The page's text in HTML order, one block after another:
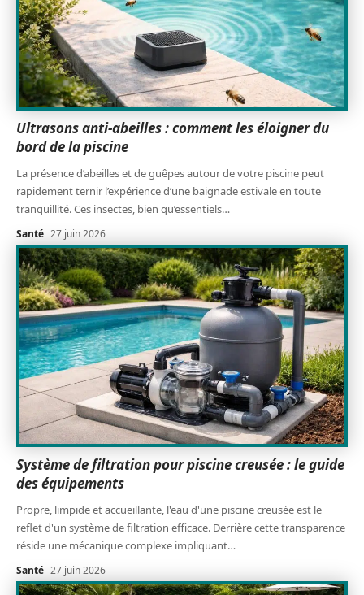
Ultrasons anti-abeilles : comment les éloigner du
bord de la piscine
La présence d’abeilles et de guêpes autour de votre piscine peut
rapidement ternir l’expérience d’une baignade estivale en toute
tranquillité. Ces insectes, bien qu’essentiels…
Santé 27 juin 2026
Système de filtration pour piscine creusée : le guide
des équipements
Propre, limpide et accueillante, l'eau d'une piscine creusée est le
reflet d'un système de filtration efficace. Derrière cette transparence
réside une mécanique complexe impliquant…
Santé 27 juin 2026